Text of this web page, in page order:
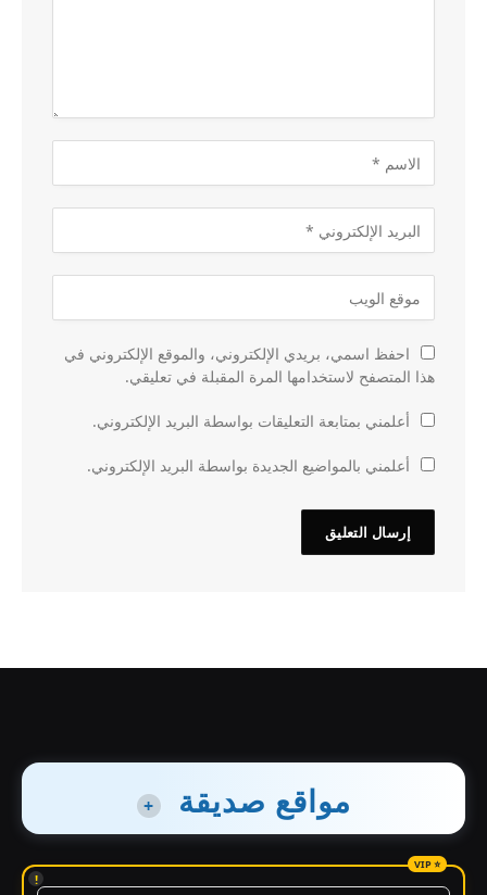
احفظ اسمي، بريدي الإلكتروني، والموقع الإلكتروني في
هذا المتصفح لاستخدامها المرة المقبلة في تعليقي.
أعلمني بمتابعة التعليقات بواسطة البريد الإلكتروني.
أعلمني بالمواضيع الجديدة بواسطة البريد الإلكتروني.
مواقع صديقة +
!